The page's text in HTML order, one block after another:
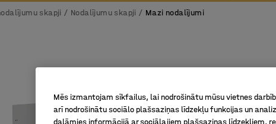
skapji Nodalījumu skapji Mazi nodalījumi
Mēs izmantojam sīkfailus, lai nodrošinātu mūsu vietnes
arī nodrošinātu sociālo plašsaziņas līdzekļu funkcijas un
dalāmies informācijā ar sociālajiem plašsaziņas līdzekļiem,